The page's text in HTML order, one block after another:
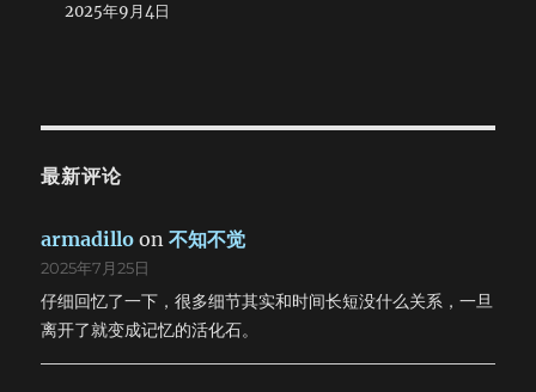
2025年9月4日
最新评论
armadillo on不知不觉
2025年7月25日
仔细回忆了一下，很多细节其实和时间长短没什么关系，一旦
离开了就变成记忆的活化石。